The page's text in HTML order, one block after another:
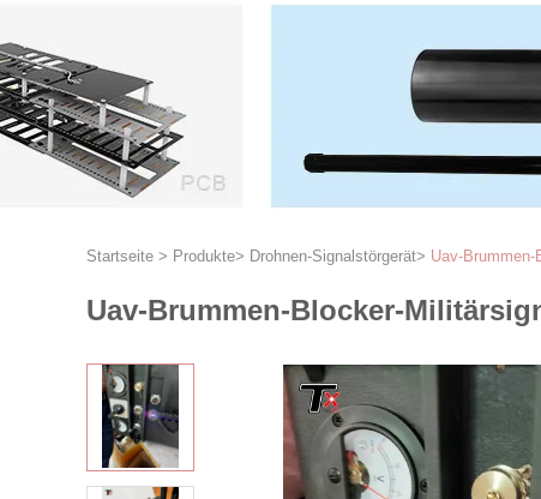
Startseite > Produkte> Drohnen-Signalstörgerät> Uav-
Uav-Brummen-Blocker-